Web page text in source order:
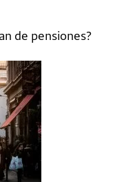
de pensiones?